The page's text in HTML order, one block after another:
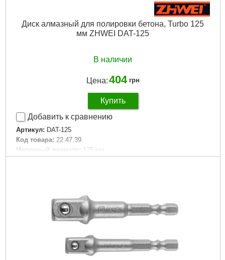
Диск алмазный для полировки бетона, Turbo 125
мм ZHWEI DAT-125
В наличии
Цена:404 грн
Купить
Добавить к сравнению
Артикул: DAT-125
Код товара: 22.47.39
Наружный диаметр: 125 мм
Подробнее...